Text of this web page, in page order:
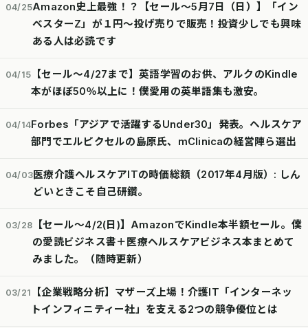
04/25Amazon史上最強！？【セール～5月7日（日）】「イン
ベスターZ」が１円～投げ売りで販売！投資少しでも興味
ある人は必読です
04/15
【セール～4/27まで】英語学習のお供、アルクのKindle
本がほぼ50％以上に！僕愛用の英単語集も激安。
04/14Forbes「アジアで活躍するUnder30」発表。ヘルスケア
部門でエルピクセルの島原氏、mClinicaの経営陣ら選出
04/03医療介護ヘルスケアITの時価総額（2017年4月版）: しん
どいときこそ自己研鑽。
03/28
【セール～4/2(日)】AmazonでKindle本半額セール。僕
の愛読ビジネス書＋医療ヘルスケアビジネス本まとめて
みました。（随時更新）
03/21
【企業戦略分析】マザーズ上場！介護IT「インターネッ
トインフィニティー社」を支える2つの競争優位とは